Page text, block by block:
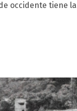
occidente tiene